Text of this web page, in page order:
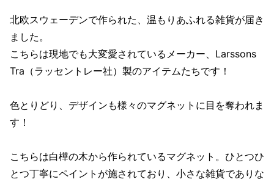
北欧スウェーデンで作られた、温もりあふれる雑貨が届き
ました。
こちらは現地でも大変愛されているメーカー、Larssons
Tra（ラッセントレー社）製のアイテムたちです！
色とりどり、デザインも様々のマグネットに目を奪われま
す！
こちらは白樺の木から作られているマグネット。ひとつひ
とつ丁寧にペイントが施されており、小さな雑貨でありな